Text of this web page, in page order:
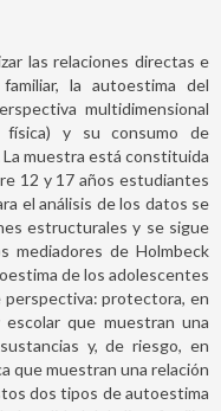
las relaciones directas e
la autoestima del
multidimensional
física) y su consumo de
La muestra está constituida
12 y 17 años estudiantes
el análisis de los datos se
estructurales y se sigue
mediadores de Holmbeck
de los adolescentes
perspectiva: protectora, en
que muestran una
y, de riesgo, en
que muestran una relación
dos tipos de autoestima